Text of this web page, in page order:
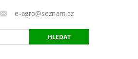
e-agro@seznam.cz